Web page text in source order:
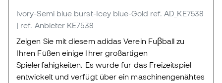
Ivory-Semi blue burst-Icey blue-Gold ref. AD_KE7538
| ref. Anbieter KE7538
Zeigen Sie mit diesem adidas Verein Fuβball zu
Ihren Füßen einige Ihrer großartigen
Spielerfähigkeiten. Es wurde für das Freizeitspiel
entwickelt und verfügt über ein maschinengenähtes